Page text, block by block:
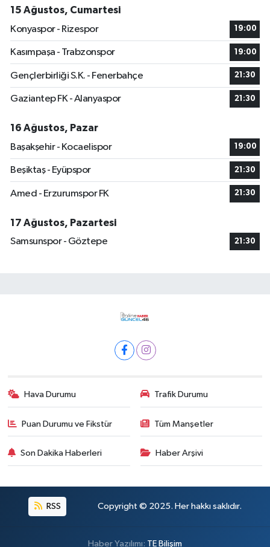
15 Ağustos, Cumartesi
Konyaspor - Rizespor
19:00
Kasımpaşa - Trabzonspor 19:00
Gençlerbirliği S.K. - Fenerbahçe 21:30
Gaziantep FK - Alanyaspor 21:30
16 Ağustos, Pazar
Başakşehir - Kocaelispor
19:00
Beşiktaş - Eyüpspor 21:30
Amed - Erzurumspor FK 21:30
17 Ağustos, Pazartesi
Samsunspor - Göztepe
21:30
Hava Durumu Trafik Durumu
Puan Durumu ve Fikstür Tüm Manşetler
Son Dakika Haberleri Haber Arşivi
RSS Copyright © 2025. Her hakkı saklıdır.
Haber Yazılımı: TE Bilişim